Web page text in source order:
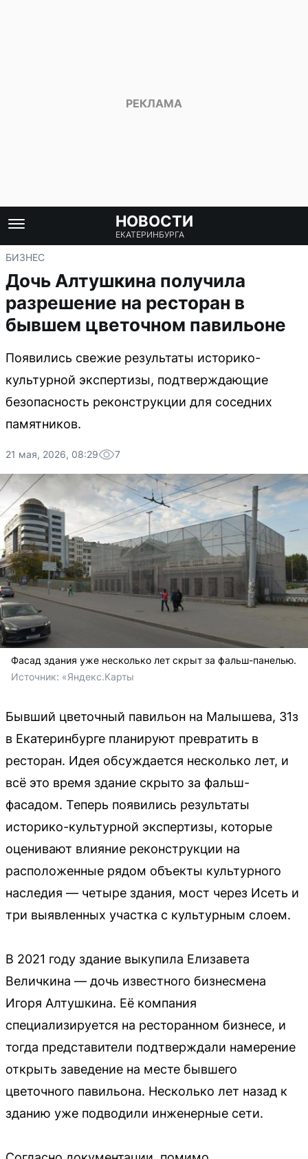
НОВОСТИ
ЕКАТЕРИНБУРГА
БИЗНЕС
Дочь Алтушкина получила
разрешение на ресторан в
бывшем цветочном павильоне
Появились свежие результаты историко-
культурной экспертизы, подтверждающие
безопасность реконструкции для соседних
памятников.
21 мая, 2026, 08:29 7
Фасад здания уже несколько лет скрыт за фальш-панелью.
Источник: «Яндекс.Карты
Бывший цветочный павильон на Малышева, 31з
в Екатеринбурге планируют превратить в
ресторан. Идея обсуждается несколько лет, и
всё это время здание скрыто за фальш-
фасадом. Теперь появились результаты
историко-культурной экспертизы, которые
оценивают влияние реконструкции на
расположенные рядом объекты культурного
наследия — четыре здания, мост через Исеть и
три выявленных участка с культурным слоем.
В 2021 году здание выкупила Елизавета
Величкина — дочь известного бизнесмена
Игоря Алтушкина. Её компания
специализируется на ресторанном бизнесе, и
тогда представители подтверждали намерение
открыть заведение на месте бывшего
цветочного павильона. Несколько лет назад к
зданию уже подводили инженерные сети.